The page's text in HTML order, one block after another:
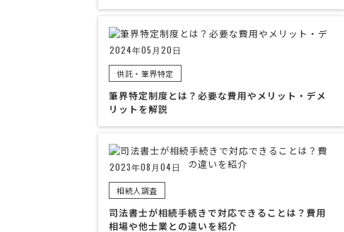
2024年05月20日
供託・筆界特定
筆界特定制度とは？必要な費用やメリット・デメ
リットを解説
2023年08月04日
相続人調査
司法書士が相続手続きで対応できることは？費用
相場や他士業との違いを紹介